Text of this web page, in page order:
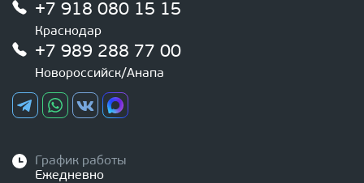
+7 918 080 15 15
Краснодар
+7 989 288 77 00
Новороссийск/Анапа
График работы
Ежедневно